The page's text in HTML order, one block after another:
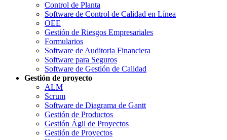
Control de Planta
Software de Control de Calidad en Línea
OEE
Gestión de Riesgos Empresariales
Formularios
Software de Auditoria Financiera
Software para Seguros
Software de Gestión de Calidad
Gestión de proyecto
ALM
Scrum
Software de Diagrama de Gantt
Gestión de Productos
Gestión Ágil de Proyectos
Gestión de Proyectos